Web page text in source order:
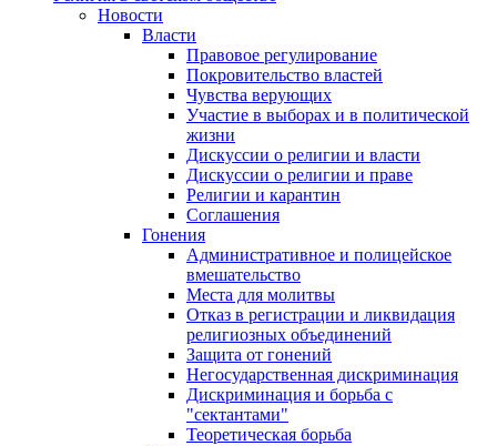
Новости
Власти
Правовое регулирование
Покровительство властей
Чувства верующих
Участие в выборах и в политической
жизни
Дискуссии о религии и власти
Дискуссии о религии и праве
Религии и карантин
Соглашения
Гонения
Административное и полицейское
вмешательство
Места для молитвы
Отказ в регистрации и ликвидация
религиозных объединений
Защита от гонений
Негосударственная дискриминация
Дискриминация и борьба с
"сектантами"
Теоретическая борьба